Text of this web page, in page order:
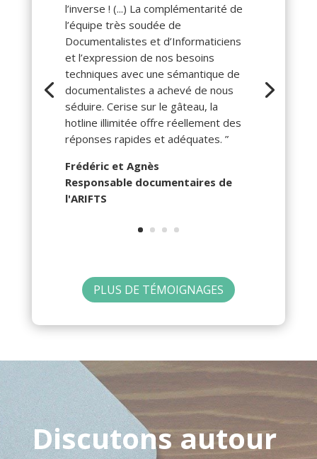
l’inverse ! (...) La complémentarité de
l’équipe très soudée de
Documentalistes et d’Informaticiens
et l’expression de nos besoins
techniques avec une sémantique de
documentalistes a achevé de nous
séduire. Cerise sur le gâteau, la
hotline illimitée offre réellement des
réponses rapides et adéquates. ”
Frédéric et Agnès
Responsable documentaires de
l'ARIFTS
PLUS DE TÉMOIGNAGES
Discutons autour